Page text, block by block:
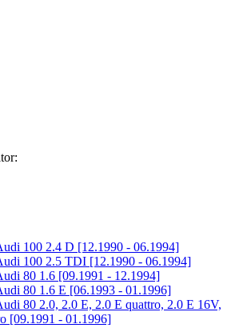
100 2.4 D [12.1990 - 06.1994]
100 2.5 TDI [12.1990 - 06.1994]
80 1.6 [09.1991 - 12.1994]
80 1.6 E [06.1993 - 01.1996]
80 2.0, 2.0 E, 2.0 E quattro, 2.0 E 16V,
[09.1991 - 01.1996]